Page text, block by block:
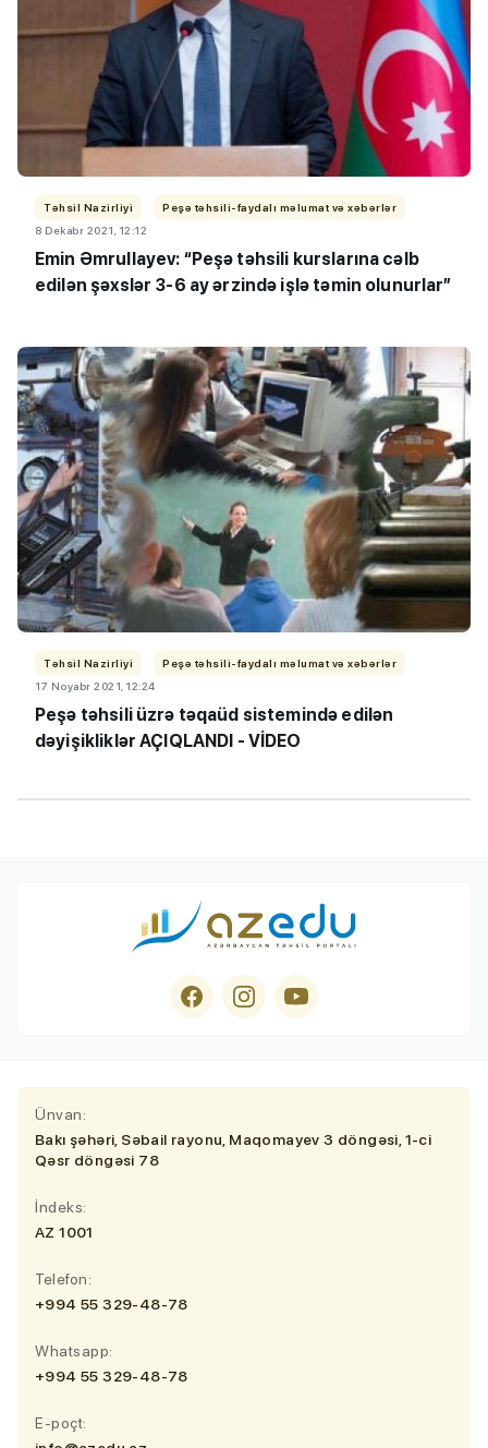
Təhsil Nazirliyi
Peşə təhsili-faydalı məlumat və xəbərlər
8 Dekabr 2021, 12:12
Emin Əmrullayev: “Peşə təhsili kurslarına cəlb
edilən şəxslər 3-6 ay ərzində işlə təmin olunurlar”
Təhsil Nazirliyi
Peşə təhsili-faydalı məlumat və xəbərlər
17 Noyabr 2021, 12:24
Peşə təhsili üzrə təqaüd sistemində edilən
dəyişikliklər AÇIQLANDI - VİDEO
Ünvan:
Bakı şəhəri, Səbail rayonu, Maqomayev 3 döngəsi, 1-ci
Qəsr döngəsi 78
İndeks:
AZ 1001
Telefon:
+994 55 329-48-78
Whatsapp:
+994 55 329-48-78
E-poçt: